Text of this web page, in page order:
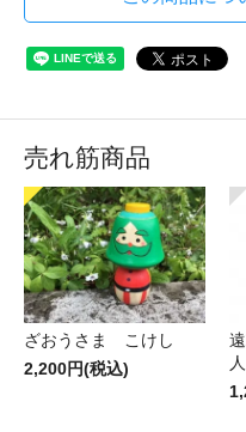
売れ筋商品
ざおうさま こけし
2,200円(税込)